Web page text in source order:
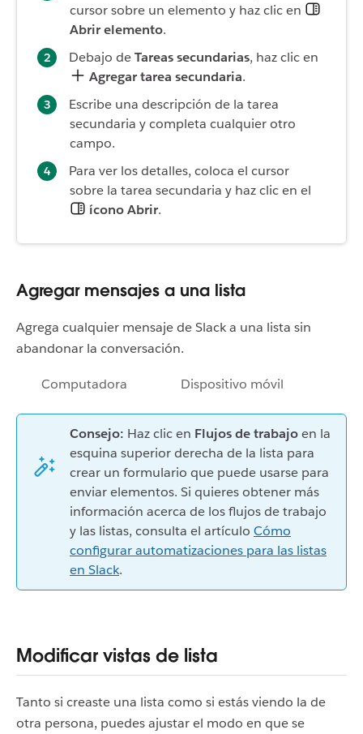
cursor sobre un elemento y haz clic en
Abrir elemento.
Debajo deTareas secundarias, haz clic en
Agregar tarea secundaria.
Escribe una descripción de la tarea
secundaria y completa cualquier otro
campo.
Para ver los detalles, coloca el cursor
sobre la tarea secundaria y haz clic en el
ícono Abrir.
Agregar mensajes a una lista
Agrega cualquier mensaje de Slack a una lista sin
abandonar la conversación.
Computadora Dispositivo móvil
Consejo: Haz clic en Flujos de trabajoen la
esquina superior derecha de la lista para
crear un formulario que puede usarse para
enviar elementos. Si quieres obtener más
información acerca de los flujos de trabajo
y las listas, consulta el artículo Cómo
configurar automatizaciones para las listas
en Slack.
Modificar vistas de lista
Tanto si creaste una lista como si estás viendo la de
otra persona, puedes ajustar el modo en que se